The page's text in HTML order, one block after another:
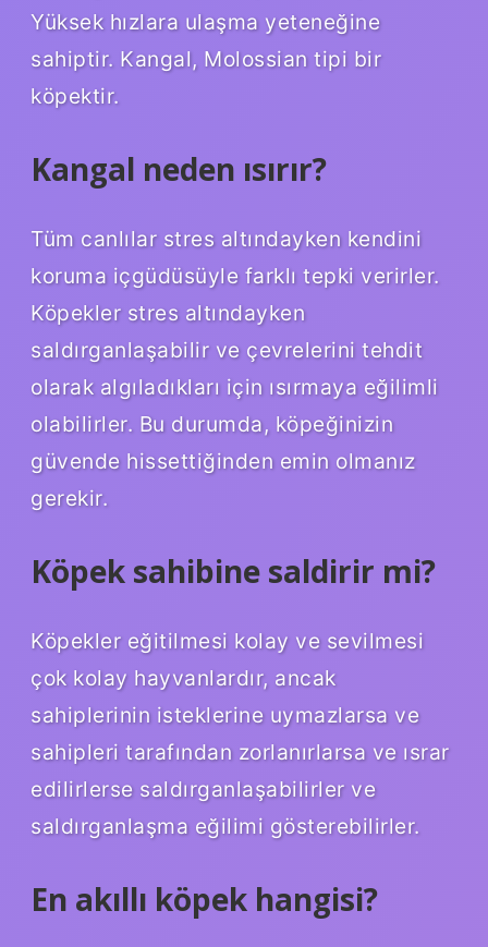
Yüksek hızlara ulaşma yeteneğine
sahiptir. Kangal, Molossian tipi bir
köpektir.
Kangal neden ısırır?
Tüm canlılar stres altındayken kendini
koruma içgüdüsüyle farklı tepki verirler.
Köpekler stres altındayken
saldırganlaşabilir ve çevrelerini tehdit
olarak algıladıkları için ısırmaya eğilimli
olabilirler. Bu durumda, köpeğinizin
güvende hissettiğinden emin olmanız
gerekir.
Köpek sahibine saldirir mi?
Köpekler eğitilmesi kolay ve sevilmesi
çok kolay hayvanlardır, ancak
sahiplerinin isteklerine uymazlarsa ve
sahipleri tarafından zorlanırlarsa ve ısrar
edilirlerse saldırganlaşabilirler ve
saldırganlaşma eğilimi gösterebilirler.
En akıllı köpek hangisi?